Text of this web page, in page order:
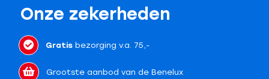
Onze zekerheden
Gratisbezorging v.a. 75,-
Grootste aanbod van de Benelux